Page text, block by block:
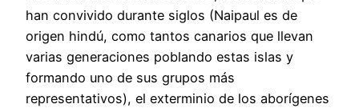
han convivido durante siglos (Naipaul es de
origen hindú, como tantos canarios que llevan
varias generaciones poblando estas islas y
formando uno de sus grupos más
representativos), el exterminio de los aborígenes